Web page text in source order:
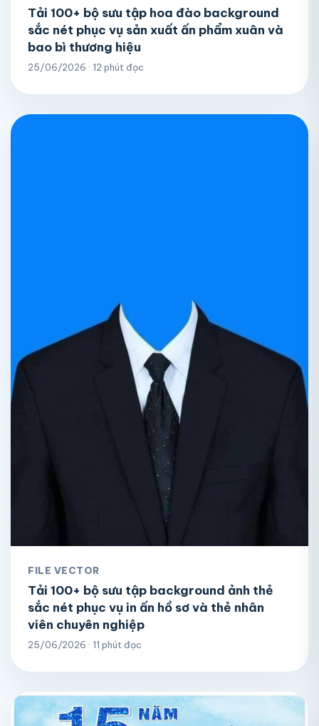
Tải 100+ bộ sưu tập hoa đào background
sắc nét phục vụ sản xuất ấn phẩm xuân và
bao bì thương hiệu
25/06/2026 · 12 phút đọc
FILE VECTOR
Tải 100+ bộ sưu tập background ảnh thẻ
sắc nét phục vụ in ấn hồ sơ và thẻ nhân
viên chuyên nghiệp
25/06/2026 · 11 phút đọc